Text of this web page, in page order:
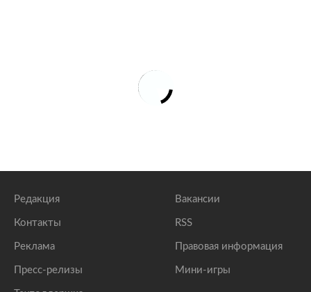
Редакция
Контакты
Реклама
Пресс-релизы
Вакансии
RSS
Правовая информация
Мини-игры